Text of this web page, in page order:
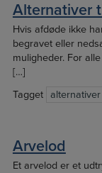
Alternativer
Hvis afdøde ikke
begravet eller
muligheder. For
[…]
Tagget alternativer
Arvelod
Et arvelod er et